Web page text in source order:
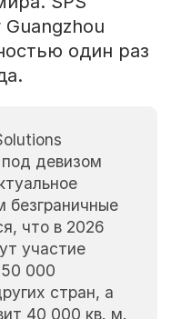
один раз
девизом
безграничные
что в 2026
участие
000
стран, а
40 000 кв. м.